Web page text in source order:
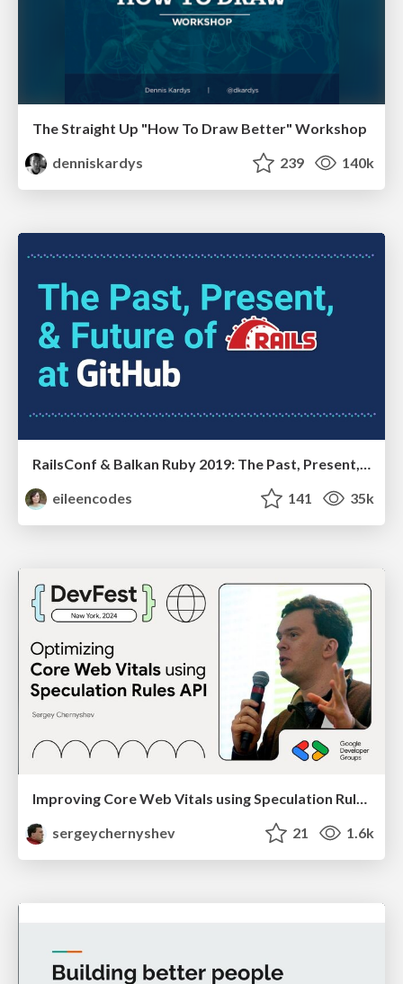
The Straight Up "How To Draw Better" Workshop
denniskardys
239 140k
eileencodes
141 35k
Improving Core Web Vitals using Speculation Rules API
sergeychernyshev
21 1.6k